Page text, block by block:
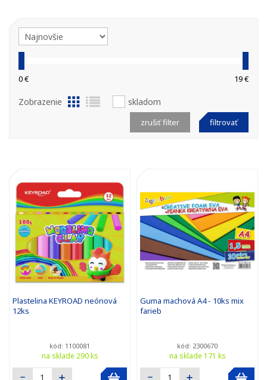
0 € 19 €
Zobrazenie skladom
filtrovať
zrušiť filter
Plastelina KEYROAD neónová
12ks
kód: 1100081
na sklade 290 ks
Guma machová A4 - 10ks mix
farieb
kód: 2300670
na sklade 171 ks